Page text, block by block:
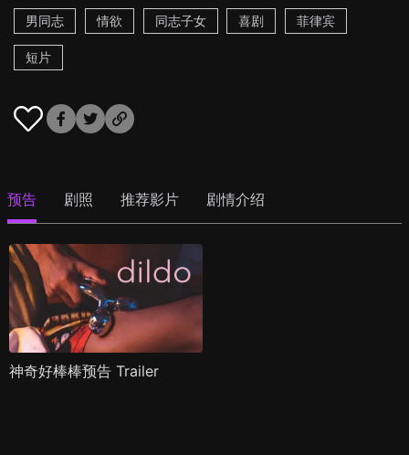
男同志
情欲 同志子女 喜剧 菲律宾
短片
预告 剧照 推荐影片 剧情介绍
神奇好棒棒预告 Trailer